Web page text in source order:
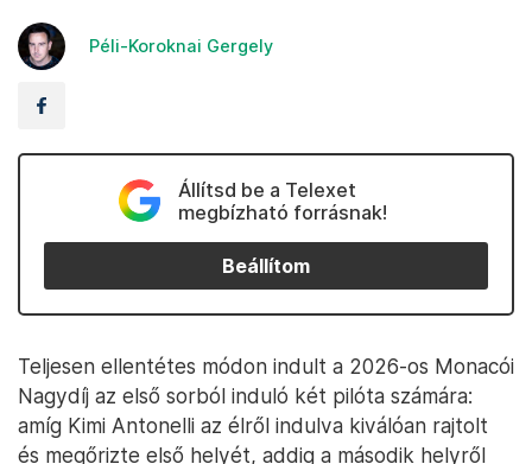
Péli-Koroknai Gergely
Állítsd be a Telexet
megbízható forrásnak!
Beállítom
Teljesen ellentétes módon indult a 2026-os Monacói
Nagydíj az első sorból induló két pilóta számára:
amíg Kimi Antonelli az élről indulva kiválóan rajtolt
és megőrizte első helyét, addig a második helyről